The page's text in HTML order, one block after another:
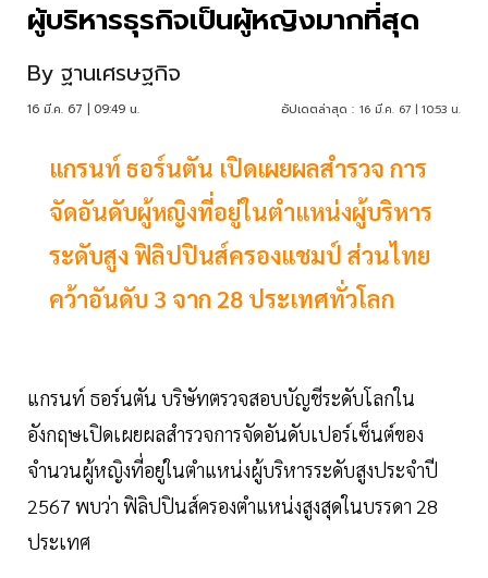
ผู้บริหารธุรกิจเป็นผู้หญิงมากที่สุด
By ฐานเศรษฐกิจ
16 มี.ค. 67 | 09:49 น. อัปเดตล่าสุด : 16 มี.ค. 67 | 10:53 น.
แกรนท์ ธอร์นตัน เปิดเผยผลสำรวจ การ
จัดอันดับผู้หญิงที่อยู่ในตำแหน่งผู้บริหาร
ระดับสูง ฟิลิปปินส์ครองแชมป์ ส่วนไทย
คว้าอันดับ 3 จาก 28 ประเทศทั่วโลก
แกรนท์ ธอร์นตัน บริษัทตรวจสอบบัญชีระดับโลกใน
อังกฤษเปิดเผยผลสำรวจการจัดอันดับเปอร์เซ็นต์ของ
จำนวนผู้หญิงที่อยู่ในตำแหน่งผู้บริหารระดับสูงประจำปี
2567 พบว่า ฟิลิปปินส์ครองตำแหน่งสูงสุดในบรรดา 28
ประเทศ